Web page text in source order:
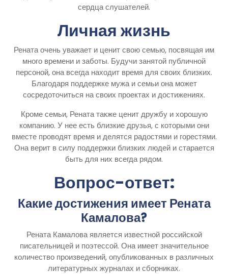
сердца слушателей.
Личная жизнь
Рената очень уважает и ценит свою семью, посвящая им
много времени и заботы. Будучи занятой публичной
персоной, она всегда находит время для своих близких.
Благодаря поддержке мужа и семьи она может
сосредоточиться на своих проектах и достижениях.
Кроме семьи, Рената также ценит дружбу и хорошую
компанию. У нее есть близкие друзья, с которыми они
вместе проводят время и делятся радостями и горестями.
Она верит в силу поддержки близких людей и старается
быть для них всегда рядом.
Вопрос-ответ:
Какие достижения имеет Рената
Камалова?
Рената Камалова является известной российской
писательницей и поэтессой. Она имеет значительное
количество произведений, опубликованных в различных
литературных журналах и сборниках.